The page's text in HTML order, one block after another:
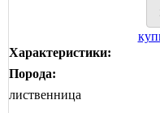
Характеристики:
Порода:
лиственница